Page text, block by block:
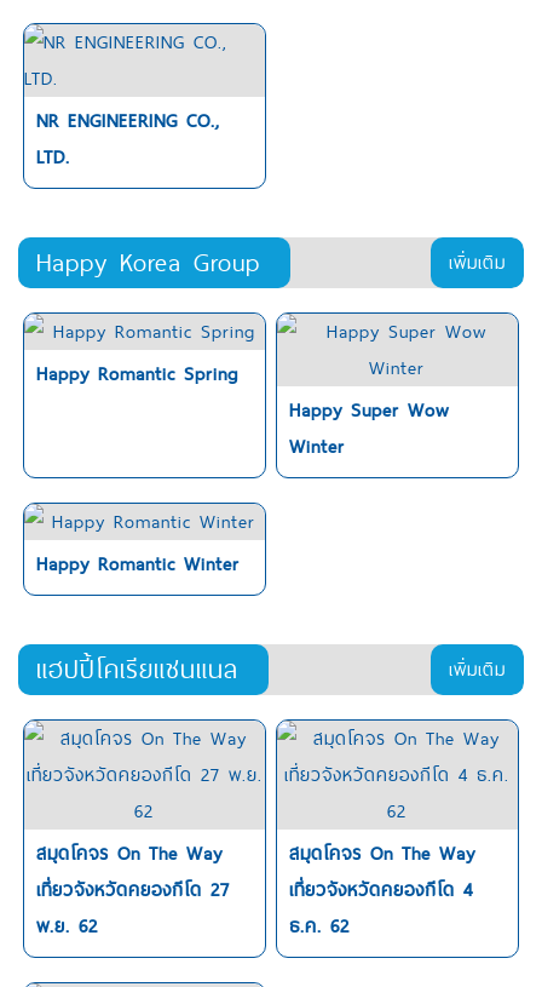
NR ENGINEERING CO.,
LTD.
Happy Korea Group เพิ่มเติม
Happy Romantic Spring
Happy Super Wow
Winter
Happy Romantic Winter
แฮปปี้โคเรียแชนแนล เพิ่มเติม
สมุดโคจร On The Way
เที่ยวจังหวัดคยองกีโด 27
พ.ย. 62
สมุดโคจร On The Way
เที่ยวจังหวัดคยองกีโด 4
ธ.ค. 62